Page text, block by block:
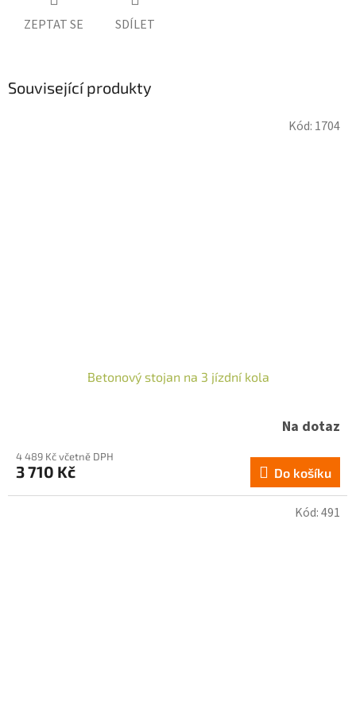
ZEPTAT SE SDÍLET
Související produkty
Betonový stojan na 3 jízdní kola
Na dotaz
4 489 Kč včetně DPH
3 710 Kč Do košíku
Kód: 1704
Kód:491